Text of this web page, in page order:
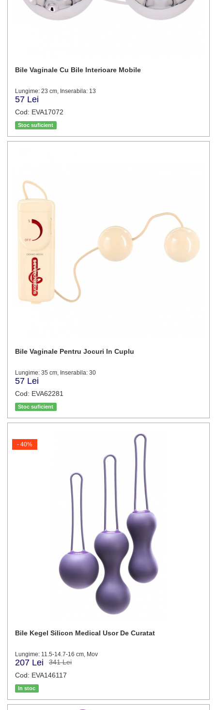
Bile Vaginale Cu Bile Interioare Mobile
Lungime: 23 cm, Inserabila: 13
57 Lei
Cod: EVA17072
Stoc suficient
Bile Vaginale Pentru Jocuri In Cuplu
Lungime: 35 cm, Inserabila: 30
57 Lei
Cod: EVA62281
Stoc suficient
Bile Kegel Silicon Medical Usor De Curatat
Lungime: 11.5-14.7-16 cm, Mov
207 Lei
341 Lei
Cod: EVA146117
In stoc
- 40%